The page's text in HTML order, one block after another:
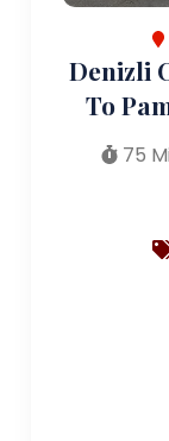
Denizli
To
75